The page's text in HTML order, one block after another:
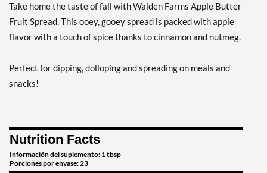
Email me when available
Raspberry 12 oz
Precio de venta: $4.39
Out of stock
Take home the taste of fall with Walden Farms Apple Butter
Fruit Spread. This ooey, gooey spread is packed with apple
flavor with a touch of spice thanks to cinnamon and nutmeg.
Perfect for dipping, dolloping and spreading on meals and
snacks!
Nutrition Facts
Información del suplemento: 1 tbsp
Porciones por envase: 23